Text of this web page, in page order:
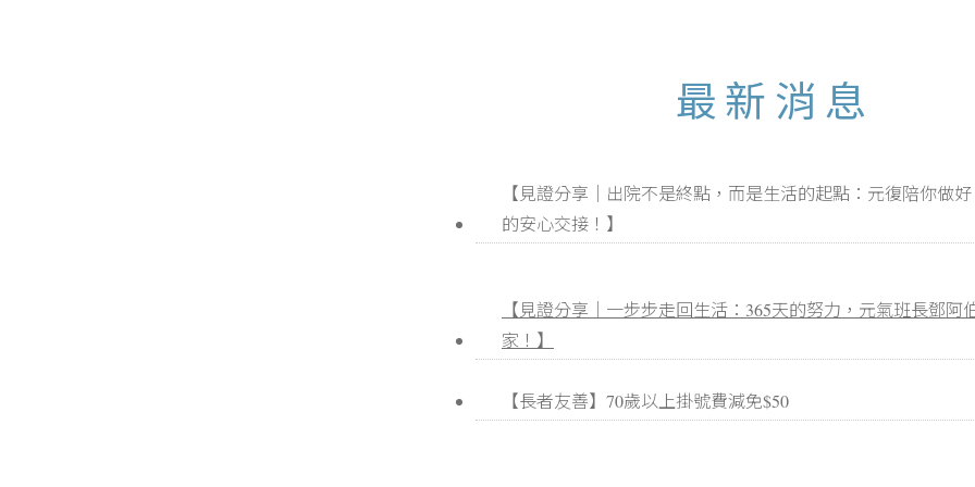
最新消息
【見證分享｜出院不是終點，而是生活的起點：元復陪你做好
的安心交接！】
【見證分享｜一步步走回生活：365天的努力，元氣班長鄧阿
家！】
【長者友善】70歲以上掛號費減免$50